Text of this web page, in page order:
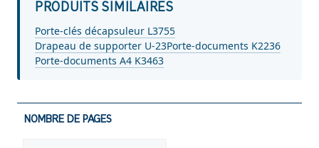
PRODUITS SIMILAIRES
Porte-clés décapsuleur L3755
Drapeau de supporter U-23Porte-documents K2236
Porte-documents A4 K3463
NOMBRE DE PAGES